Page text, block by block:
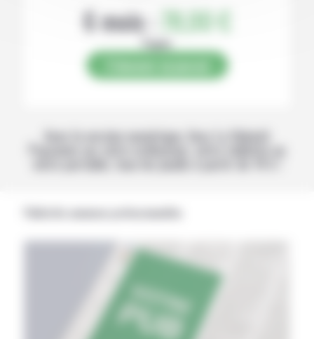
6 mois : 78,00 €
Papier
Avec la version numérique, lisez La Volonté
Paysanne sur votre ordinateur, votre tablette ou